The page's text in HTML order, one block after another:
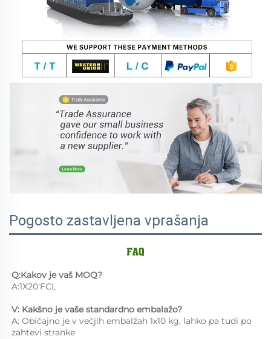
Pogosto zastavljena vprašanja
Q:Kakov je vaš MOQ?
A:1X20'FCL
V: Kakšno je vaše standardno embalažo?
A: Običajno je v večjih embalžah 1x10 kg, lahko pa tudi po
zahtevi stranke